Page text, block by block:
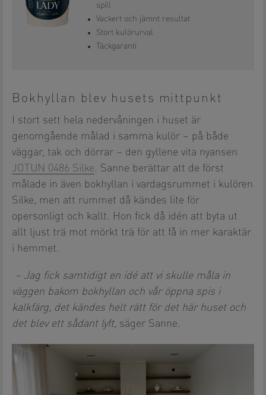
spill
Vackert och jämnt resultat
Stort kulörurval
Täckgaranti
Bokhyllan blev husets mittpunkt
I stort sett hela nedervåningen i huset är
genomgående målad i samma kulör – på både
väggar, tak och dörrar – den gyllene vita nyansen
JOTUN 0486 Silke . Sanne berättar att de först
målade in även bokhyllan i vardagsrummet i kulören
Silke, men att rummet då kändes lite för
opersonligt och kallt. Hon fick då idén att byta ut
allt ljust trä mot mörkt trä för att få in mer karaktär
i hemmet.
– Jag fick samtidigt en idé att vi skulle måla in
väggen bakom bokhyllan och vår öppna spis i
kalkfärg, det kändes helt rätt för det här huset och
det blev ett sådant lyft, säger Sanne.